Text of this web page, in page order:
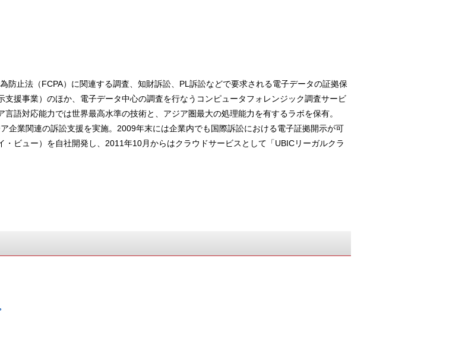
止法（FCPA）に関連する調査、知財訴訟、PL訴訟などで要求される電子データの証拠保
援事業）のほか、電子データ中心の調査を行なうコンピュータフォレンジック調査サービ
語対応能力では世界最高水準の技術と、アジア圏最大の処理能力を有するラボを保有。
企業関連の訴訟支援を実施。2009年末には企業内でも国際訴訟における電子証拠開示が可
ビュー）を自社開発し、2011年10月からはクラウドサービスとして「UBICリーガルクラ